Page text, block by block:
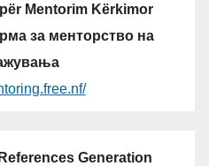
Mentorim Kërkimor
за менторство на
Generation